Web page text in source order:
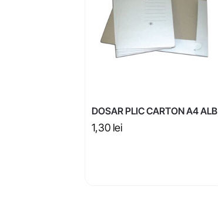
DOSAR PLIC CARTON A4 ALB
1,30 lei